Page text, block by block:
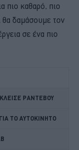
πιο καθαρό, πιο
θα δαμάσουμε τον
σε ένα πιο
ΡΑΝΤΕΒΟΥ
ΤΟ ΑΥΤΟΚΙΝΗΤΟ